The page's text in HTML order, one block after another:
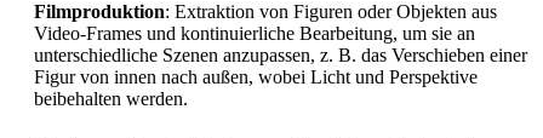
Filmproduktion: Extraktion von Figuren oder Objekten aus
Video-Frames und kontinuierliche Bearbeitung, um sie an
unterschiedliche Szenen anzupassen, z. B. das Verschieben einer
Figur von innen nach außen, wobei Licht und Perspektive
beibehalten werden.